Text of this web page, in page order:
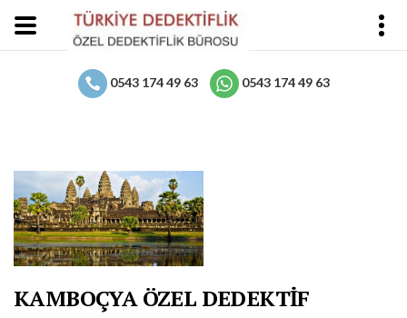
0543 174 49 63 0543 174 49 63
KAMBOÇYA ÖZEL DEDEKTİF